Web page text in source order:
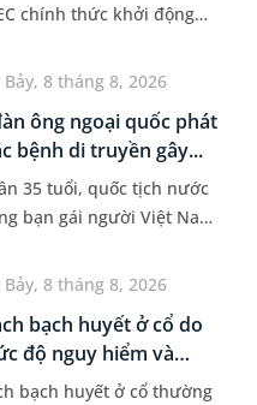
chính thức khởi động
(HIS - Hospital
System) giai đoạn mới.
8 tháng 8, 2026
ông ngoại quốc phát
bệnh di truyền gây...
35 tuổi, quốc tịch nước
bạn gái người Việt Nam
Qua thăm khám và làm
chuyên sâu,...
8 tháng 8, 2026
bạch huyết ở cổ do
độ nguy hiểm và
bạch huyết ở cổ thường